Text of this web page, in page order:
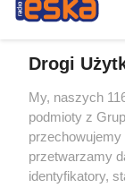
Drogi
My, naszych
podmioty z
przetwarzamy
identyfikatory,